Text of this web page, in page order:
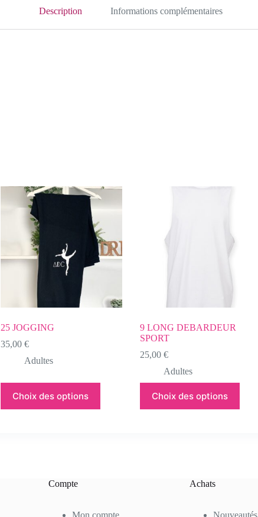
Description Informations complémentaires
25 JOGGING
35,00€
Adultes
Choix des options
9 LONG DEBARDEUR
SPORT
25,00 €
Adultes
Choix des options
Compte
Mon compte
Achats
Nouveautés